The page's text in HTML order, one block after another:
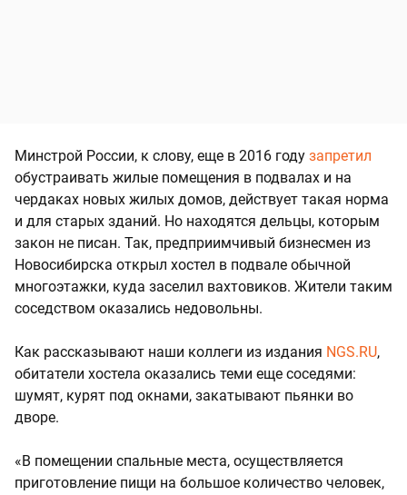
Минстрой России, к слову, еще в 2016 году запретил
обустраивать жилые помещения в подвалах и на
чердаках новых жилых домов, действует такая норма
и для старых зданий. Но находятся дельцы, которым
закон не писан. Так, предприимчивый бизнесмен из
Новосибирска открыл хостел в подвале обычной
многоэтажки, куда заселил вахтовиков. Жители таким
соседством оказались недовольны.
Как рассказывают наши коллеги из издания NGS.RU,
обитатели хостела оказались теми еще соседями:
шумят, курят под окнами, закатывают пьянки во
дворе.
«В помещении спальные места, осуществляется
приготовление пищи на большое количество человек,